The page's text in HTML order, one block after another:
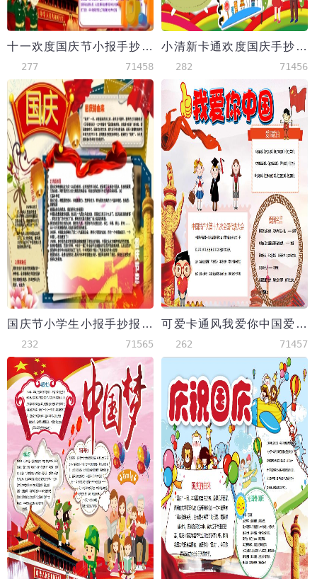
十一欢度国庆节小报手抄报word模版1
277 71458
小清新卡通欢度国庆手抄报小报模板
282 71456
国庆节小学生小报手抄报word模板
232 71565
可爱卡通风我爱你中国爱国小报手抄报模板
262 71457